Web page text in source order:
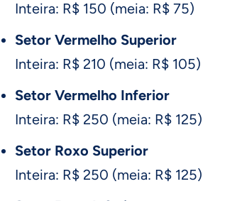
Inteira: R$ 150 (meia: R$ 75)
Setor Vermelho Superior
Inteira: R$ 210 (meia: R$ 105)
Setor Vermelho Inferior
Inteira: R$ 250 (meia: R$ 125)
Setor Roxo Superior
Inteira: R$ 250 (meia: R$ 125)